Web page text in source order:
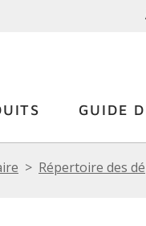
GUIDE
Répertoire des